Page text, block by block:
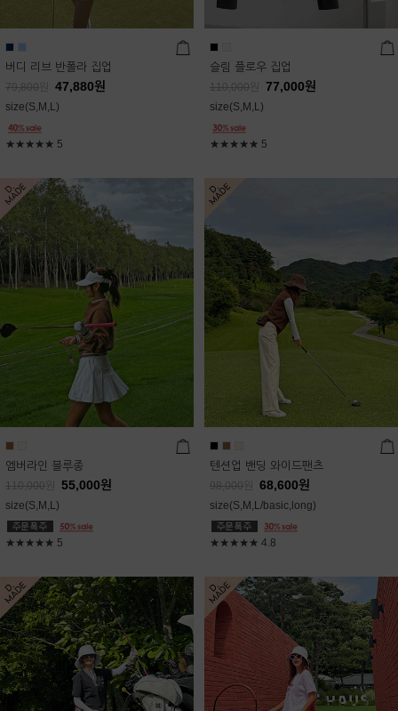
버디 리브 반폴라 집업
79,800 47,880원
size(S,M,L)
★★★★★ 5
슬림 플로우 집업
110,000 77,000원
size(S,M,L)
★★★★★ 5
엠버라인 블루종
110,000 55,000원
size(S,M,L)
★★★★★ 5
텐션업 밴딩 와이드팬츠
98,000 68,600원
size(S,M,L/basic,long)
★★★★★ 4.8